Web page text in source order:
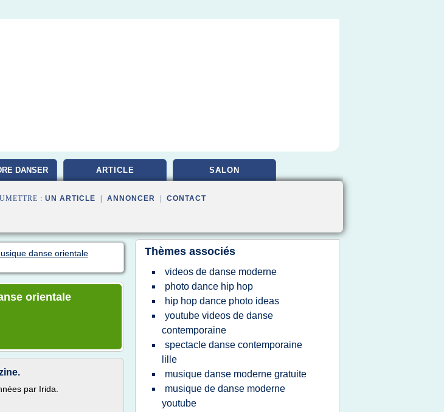
DANSER ARTICLE SALON
: UN ARTICLE ANNONCER CONTACT
danse orientale
orientale
par Irida.
Thèmes associés
videos de danse moderne
photo dance hip hop
hip hop dance photo ideas
youtube videos de danse
contemporaine
spectacle danse contemporaine
lille
musique danse moderne gratuite
musique de danse moderne
youtube